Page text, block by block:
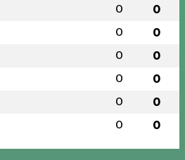
0 0
0 0
0 0
0 0
0 0
0 0